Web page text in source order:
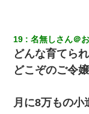
19 名無しさん＠
どんな育てら
どこぞのご令
月に8万もの小